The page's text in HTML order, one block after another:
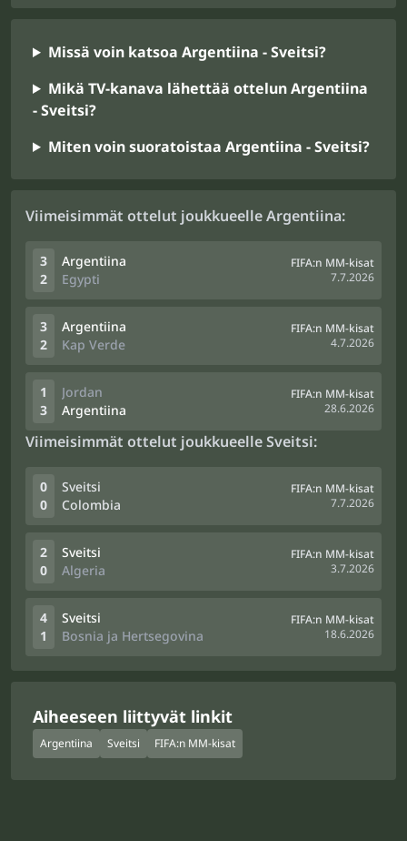
Missä voin katsoa Argentiina - Sveitsi?
Mikä TV-kanava lähettää ottelun Argentiina
- Sveitsi?
Miten voin suoratoistaa Argentiina - Sveitsi?
Viimeisimmät ottelut joukkueelle Argentiina:
3
2
Argentiina
Egypti
FIFA:n MM-kisat
7.7.2026
3
2
Argentiina
Kap Verde
FIFA:n MM-kisat
4.7.2026
1
3
Jordan
Argentiina
FIFA:n MM-kisat
28.6.2026
Viimeisimmät ottelut joukkueelle Sveitsi:
0
0
Sveitsi
Colombia
FIFA:n MM-kisat
7.7.2026
2
0
Sveitsi
Algeria
FIFA:n MM-kisat
3.7.2026
4
1
Sveitsi
Bosnia ja Hertsegovina
FIFA:n MM-kisat
18.6.2026
Aiheeseen liittyvät linkit
Argentiina Sveitsi FIFA:n MM-kisat